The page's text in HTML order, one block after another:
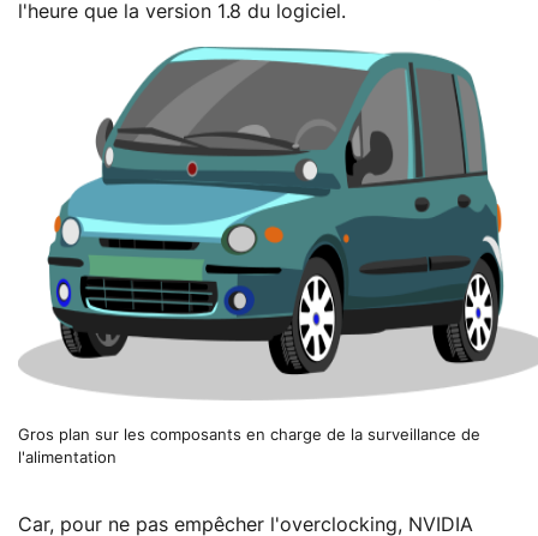
l'heure que la version 1.8 du logiciel.
Gros plan sur les composants en charge de la surveillance de
l'alimentation
Car, pour ne pas empêcher l'overclocking, NVIDIA